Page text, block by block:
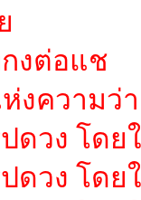
กงต่อแช
งความว่
ดวง โดย
ดวง โดย